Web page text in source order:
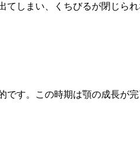
しまい、くちびるが閉じら
す。この時期は顎の成長が